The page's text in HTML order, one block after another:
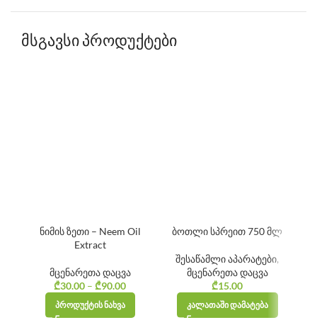
მსგავსი პროდუქტები
ნიმის ზეთი – Neem Oil
Extract
მცენარეთა დაცვა
₾30.00 – ₾90.00
₾30.00
ᲞᲠᲝᲓᲣᲥᲢᲘᲡ ᲜᲐᲮᲕᲐ
ბოთლი სპრეით 750 მლ
შესაწამლი აპარატები,
მცენარეთა დაცვა
₾15.00
ᲙᲐᲚᲐᲗᲐᲨᲘ ᲓᲐᲛᲐᲢᲔᲑᲐ